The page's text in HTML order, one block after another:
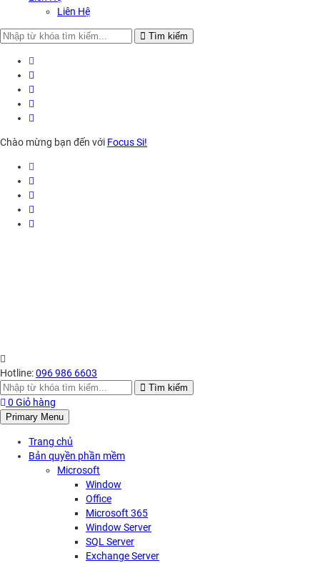
Liên Hệ
Search
Tìm kiếm
Chào mừng bạn đến với Focus Si!
Hotline:096 986 6603
Search
for:
Tìm kiếm
0 Giỏ hàng
Primary Menu
Trang chủ
Bản quyền phần mềm
Microsoft
Window
Office
Microsoft 365
Window Server
SQL Server
Exchange Server